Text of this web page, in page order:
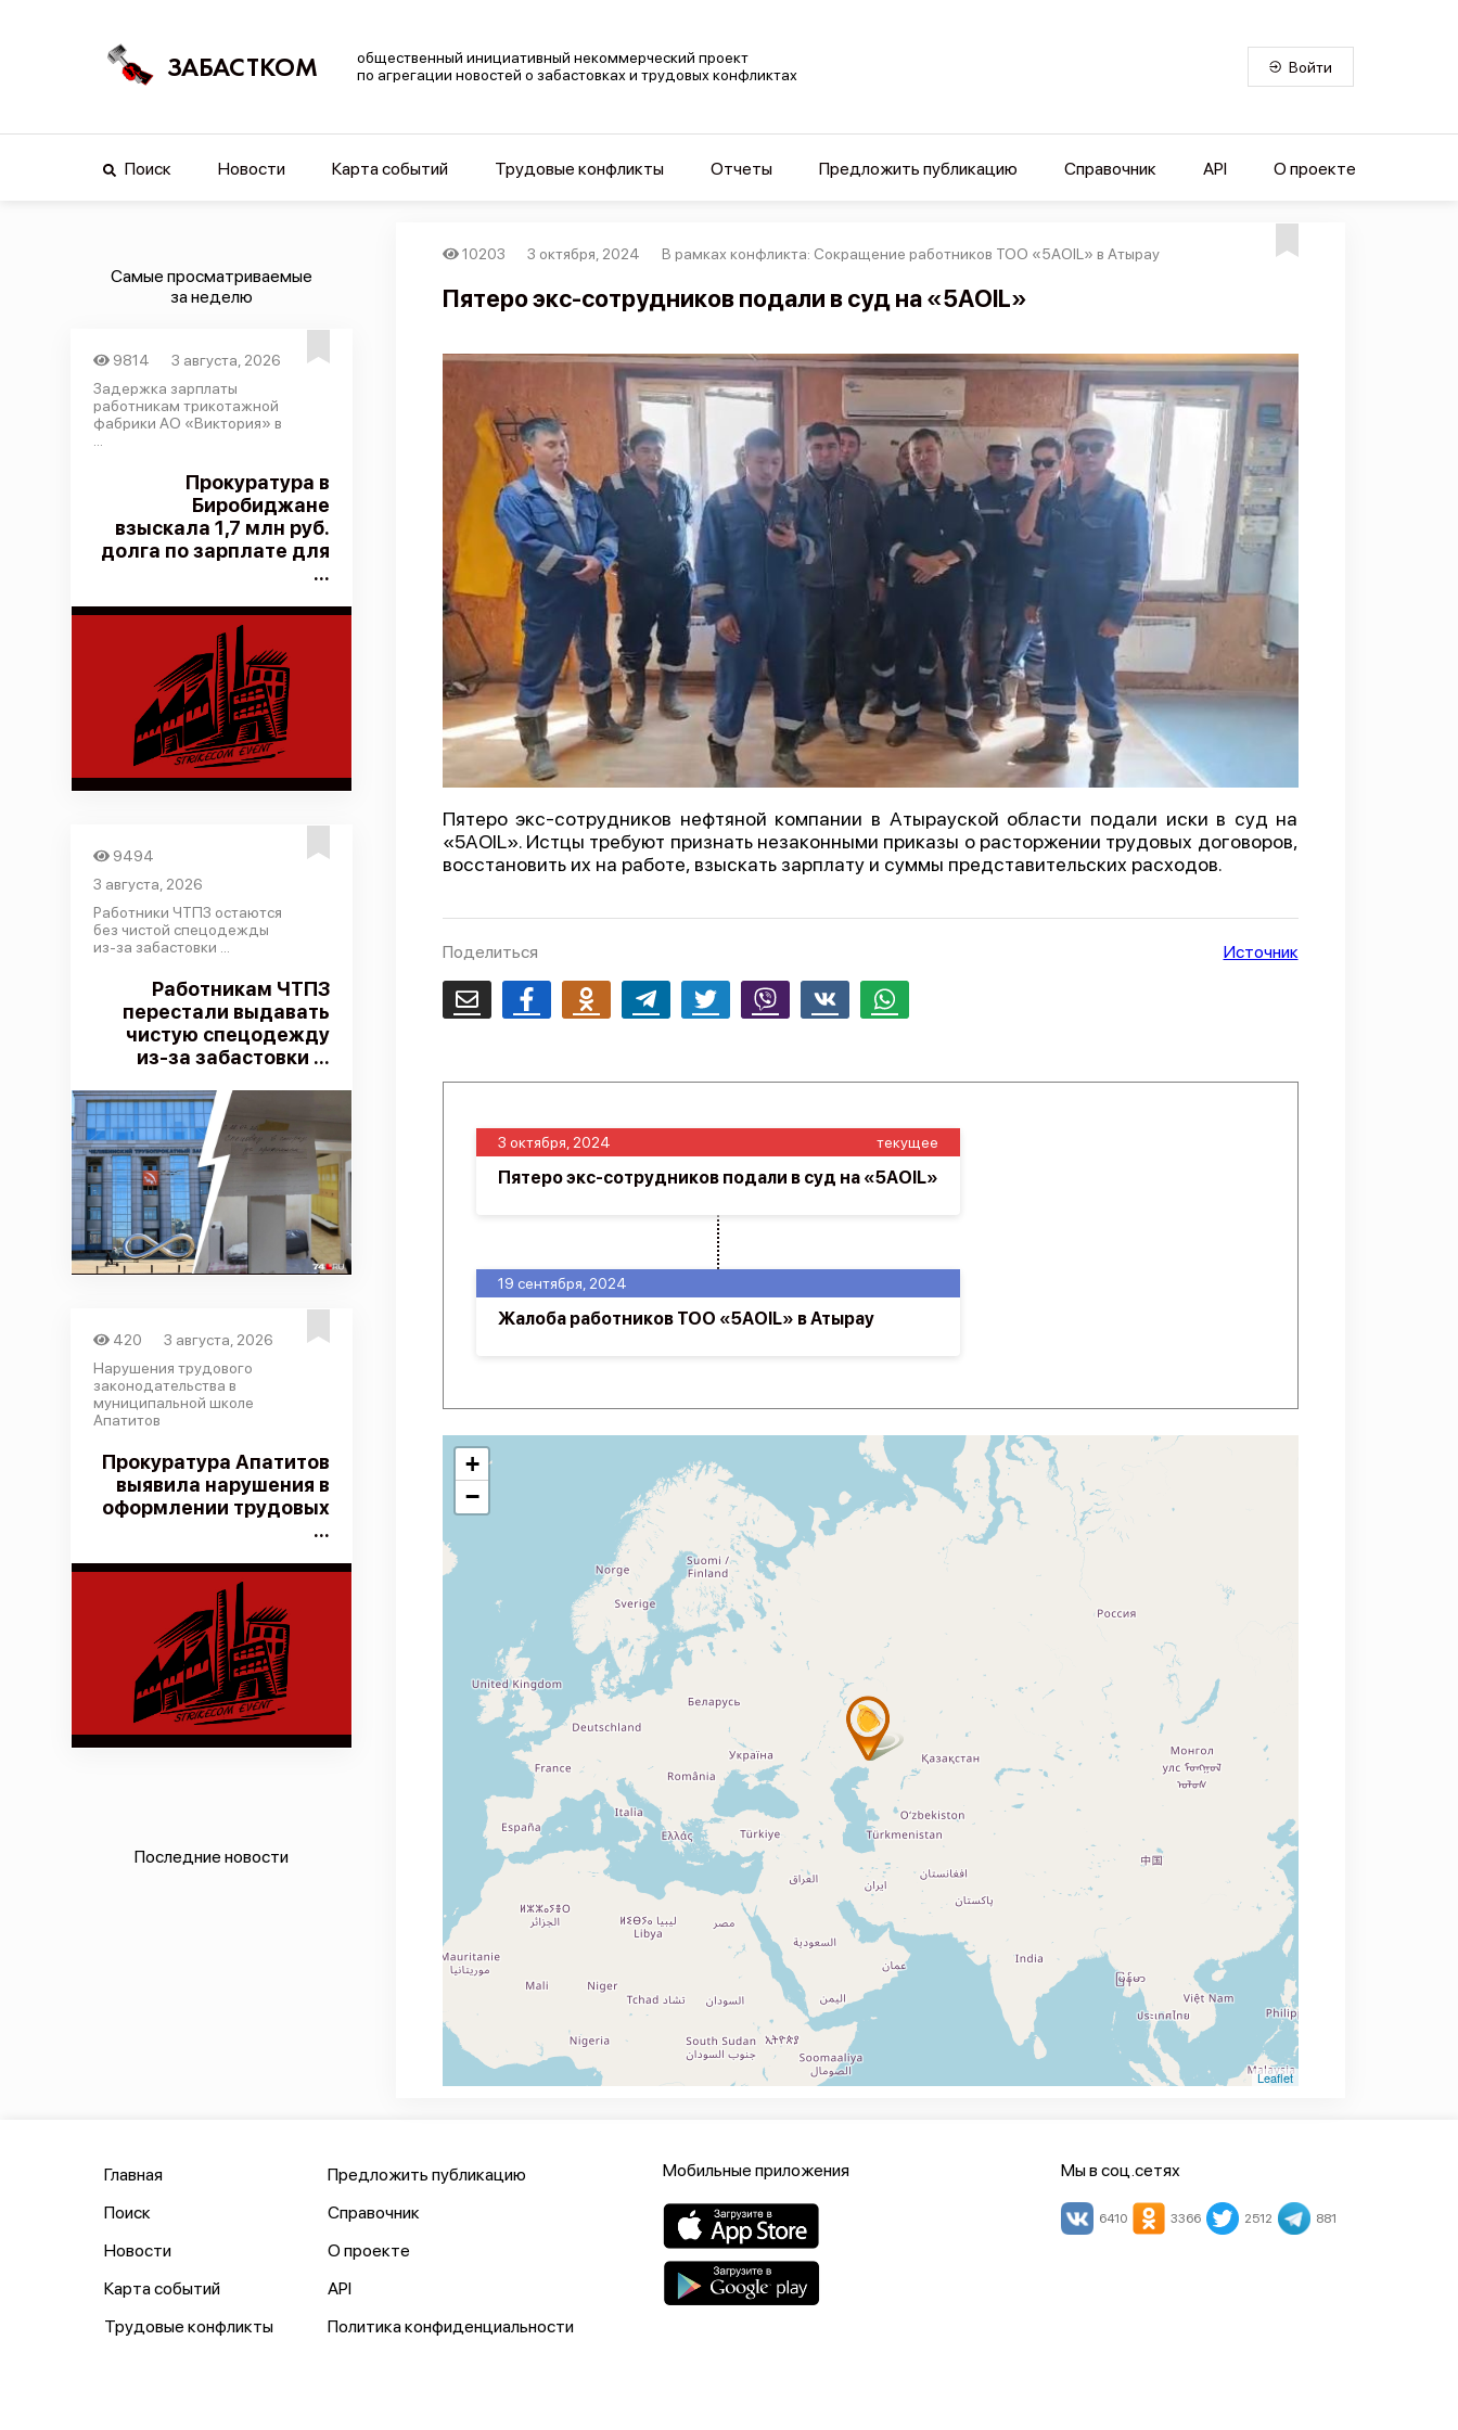
ЗАБАСТКОМ
общественный инициативный некоммерческий проект
по агрегации новостей о забастовках и трудовых конфликтах
Войти
Поиск Новости Карта событий Трудовые конфликты Отчеты Предложить публикацию Справочник API О проекте
Самые просматриваемые
за неделю
9814
3 августа, 2026
Задержка зарплаты
работникам трикотажной
фабрики АО «Виктория» в
Прокуратура в
Биробиджане
взыскала 1,7 млн руб.
долга по зарплате для
...
9494
3 августа, 2026
Работники ЧТПЗ остаются
без чистой спецодежды
из-за забастовки ...
Работникам ЧТПЗ
перестали выдавать
чистую спецодежду
из-за забастовки ...
420
3 августа, 2026
Нарушения трудового
законодательства в
муниципальной школе
Апатитов
Прокуратура Апатитов
выявила нарушения в
оформлении трудовых
...
Последние новости
10203 3 октября, 2024 В рамках конфликта: Сокращение работников ТОО «5АOIL» в Атырау
Пятеро экс-сотрудников подали в суд на «5АOIL»
Пятеро экс-сотрудников нефтяной компании в Атырауской области подали иски в суд на
«5АOIL». Истцы требуют признать незаконными приказы о расторжении трудовых договоров,
восстановить их на работе, взыскать зарплату и суммы представительских расходов.
Поделиться
Email FacebookOdnoklassnikiTelegram Twitter Viber Whatsapp
Источник
19 сентября, 2024
Жалоба работников ТОО «5АOIL» в Атырау
3 октября, 2024 текущее
Пятеро экс-сотрудников подали в суд на «5АOIL»
+
−
Leaflet
Главная
Поиск
Новости
Карта событий
Трудовые конфликты
Предложить публикацию
Справочник
О проекте
API
Политика конфиденциальности
Мобильные приложения Мы в соц.сетях
6410 3366 2512 881